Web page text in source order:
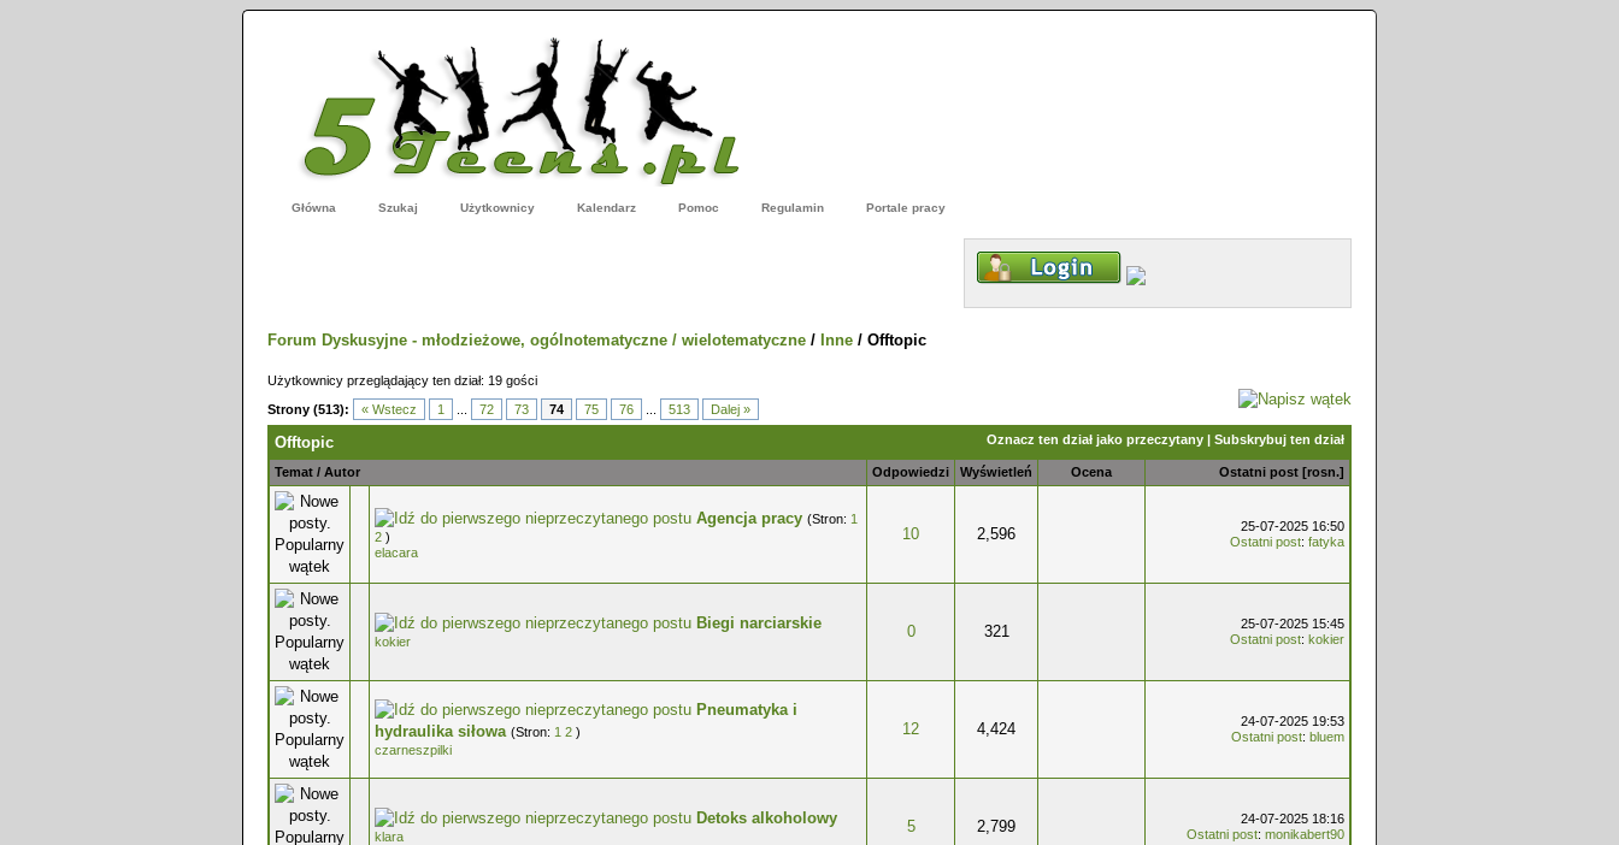
Główna Szukaj Użytkownicy Kalendarz Pomoc Regulamin Portale pracy
Forum Dyskusyjne - młodzieżowe, ogólnotematyczne / wielotematyczne / Inne / Offtopic
Użytkownicy przeglądający ten dział: 19 gości
Strony (513):
« Wstecz 1 72 73 74 75 76 513 Dalej »
Oznacz ten dział jako przeczytany | Subskrybuj ten dział
Offtopic
Temat / Autor Odpowiedzi Wyświetleń Ocena Ostatni post [rosn.]
Agencja pracy (Stron: 1
2 )
elacara
10 2,596
0 głosów - średnia ocena: 0 na 5 gwiazdek
25-07-2025 16:50
Ostatni post: fatyka
Biegi narciarskie
kokier
0 321
0 głosów - średnia ocena: 0 na 5 gwiazdek
25-07-2025 15:45
Ostatni post: kokier
Pneumatyka i
hydraulika siłowa (Stron: 1 2 )
czarneszpilki
12 4,424
0 głosów - średnia ocena: 0 na 5 gwiazdek
24-07-2025 19:53
Ostatni post: bluem
Detoks alkoholowy
klara
5 2,799
0 głosów - średnia ocena: 0 na 5 gwiazdek
24-07-2025 18:16
Ostatni post: monikabert90